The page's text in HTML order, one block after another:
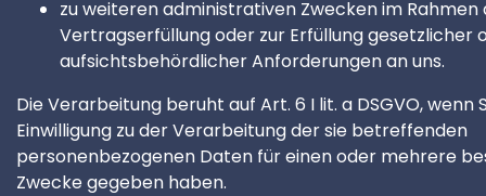
zu weiteren administrativen Zwecken im Rahmen
Vertragserfüllung oder zur Erfüllung gesetzlicher
aufsichtsbehördlicher Anforderungen an uns.
Die Verarbeitung beruht auf Art. 6 I lit. a DSGVO, wenn
Einwilligung zu der Verarbeitung der sie betreffenden
personenbezogenen Daten für einen oder mehrere
Zwecke gegeben haben.